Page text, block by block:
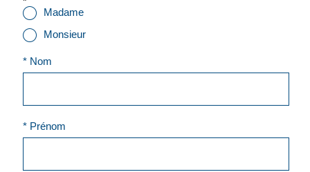
CivilitéMadame
Monsieur
* Nom
* Prénom